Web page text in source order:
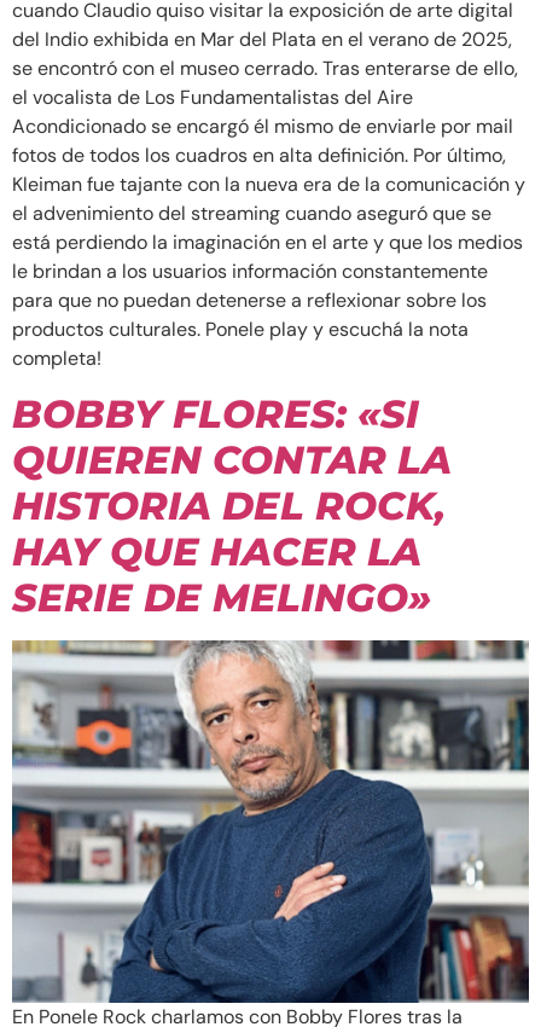
cuando Claudio quiso visitar la exposición de arte digital
del Indio exhibida en Mar del Plata en el verano de 2025,
se encontró con el museo cerrado. Tras enterarse de ello,
el vocalista de Los Fundamentalistas del Aire
Acondicionado se encargó él mismo de enviarle por mail
fotos de todos los cuadros en alta definición. Por último,
Kleiman fue tajante con la nueva era de la comunicación y
el advenimiento del streaming cuando aseguró que se
está perdiendo la imaginación en el arte y que los medios
le brindan a los usuarios información constantemente
para que no puedan detenerse a reflexionar sobre los
productos culturales. Ponele play y escuchá la nota
completa!
BOBBY FLORES: «SI
QUIEREN CONTAR LA
HISTORIA DEL ROCK,
HAY QUE HACER LA
SERIE DE MELINGO»
En Ponele Rock charlamos con Bobby Flores tras la